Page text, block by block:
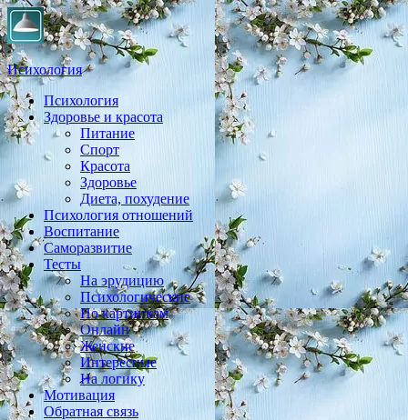
Психология
Практическая психология, личностный рост, экология,
здоровье, воспитание,
Психология
Здоровье и красота
Питание
Спорт
Красота
Здоровье
Диета, похудение
Психология отношений
Воспитание
Саморазвитие
Тесты
На эрудицию
Психологические
По картинкам
Онлайн
Женские
Интересные
На логику
Мотивация
Обратная связь